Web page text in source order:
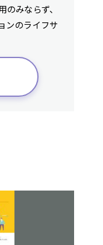
みならず、
ンのライフサ